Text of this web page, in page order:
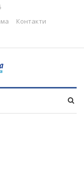
Контакти